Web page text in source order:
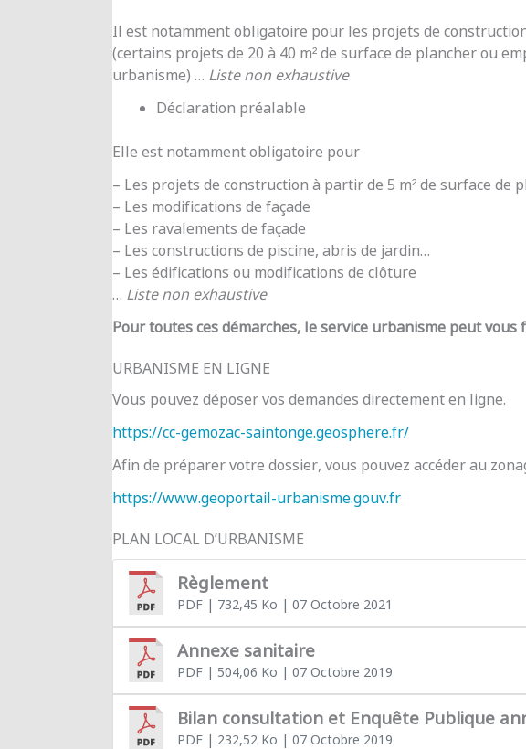
Il est notamment obligatoire pour les projets de
(certains projets de 20 à 40 m² de surface de plancher ou
urbanisme) … Liste non exhaustive
Déclaration préalable
Elle est notamment obligatoire pour
– Les projets de construction à partir de 5 m² de surface de
– Les modifications de façade
– Les ravalements de façade
– Les constructions de piscine, abris de jardin…
– Les édifications ou modifications de clôture
… Liste non exhaustive
Pour toutes ces démarches, le service urbanisme peut
URBANISME EN LIGNE
Vous pouvez déposer vos demandes directement en ligne.
https://cc-gemozac-saintonge.geosphere.fr/
Afin de préparer votre dossier, vous pouvez accéder au
https://www.geoportail-urbanisme.gouv.fr
PLAN LOCAL D’URBANISME
Règlement
PDF| 732,45 Ko | 07 Octobre 2021
Annexe sanitaire
PDF| 504,06 Ko | 07 Octobre 2019
Bilan consultation et Enquête Publique
PDF| 232,52 Ko | 07 Octobre 2019